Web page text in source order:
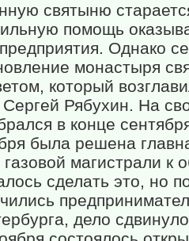
святыню
помощь
Однако
монастыря
который
Рябухин. На
в конце
была решена
магистрали к
сделать это, но
дело